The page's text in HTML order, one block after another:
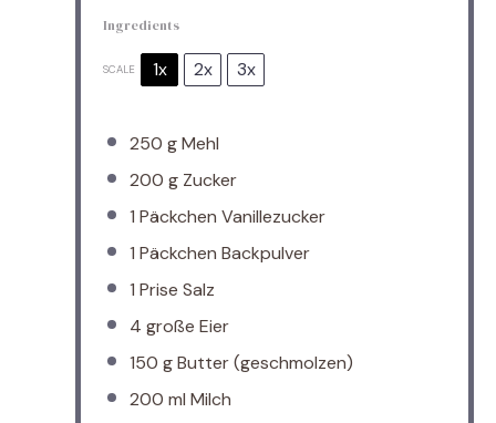
Ingredients
SCALE 1x 2x 3x
250 gMehl
200 g Zucker
1 Päckchen Vanillezucker
1 Päckchen Backpulver
1 Prise Salz
4 große Eier
150 gButter (geschmolzen)
200 ml Milch